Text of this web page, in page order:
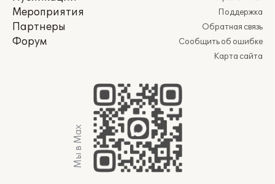
Мероприятия
Партнеры
Форум
Поддержка
Обратная связь
Сообщить об ошибке
Карта сайта
Мы в Max